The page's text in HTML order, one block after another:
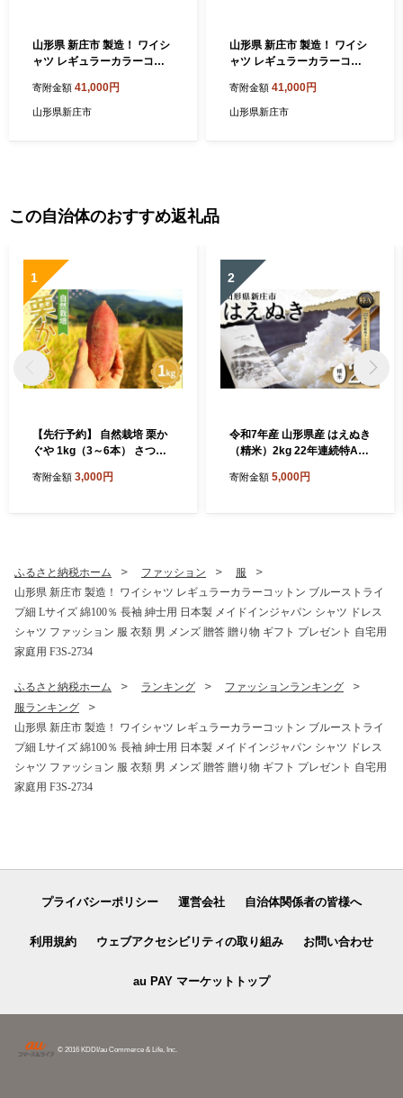
山形県 新庄市 製造！ ワイシ
ャツ レギュラーカラーコッ
サイズ 綿100％ 長袖 紳士用
日本製 メイドインジャパン
寄附金額 41,000円
山形県新庄市
山形県 新庄市 製造！ ワイシ
ャツ レギュラーカラーコッ
サイズ 綿100％ 長袖 紳士用
日本製 メイドインジャパン
寄附金額 41,000円
山形県新庄市
この自治体のおすすめ返礼品
1
【先行予約】 自然栽培 栗か
ぐや 1kg（3～6本） さつま
庄市 F3S-2636
寄附金額 3,000円
2
令和7年産 山形県産 はえぬき
（精米）2kg 22年連続特A受
庄市 F3S-2648
寄附金額 5,000円
ふるさと納税ホーム ファッション
服
山形県 新庄市 製造！ ワイシャツ レギュラーカラーコットン ブルーストライ
プ細 Lサイズ 綿100％ 長袖 紳士用 日本製 メイドインジャパン シャツ ドレス
シャツ ファッション 服 衣類 男 メンズ 贈答 贈り物 ギフト プレゼント 自宅用
家庭用 F3S-2734
ふるさと納税ホーム ランキング
ファッションランキング
服ランキング
山形県 新庄市 製造！ ワイシャツ レギュラーカラーコットン ブルーストライ
プ細 Lサイズ 綿100％ 長袖 紳士用 日本製 メイドインジャパン シャツ ドレス
シャツ ファッション 服 衣類 男 メンズ 贈答 贈り物 ギフト プレゼント 自宅用
家庭用 F3S-2734
プライバシーポリシー 運営会社 自治体関係者の皆様へ
利用規約 ウェブアクセシビリティの取り組み お問い合わせ
au PAY マーケットトップ
© 2016 KDDI/au Commerce & Life, Inc.